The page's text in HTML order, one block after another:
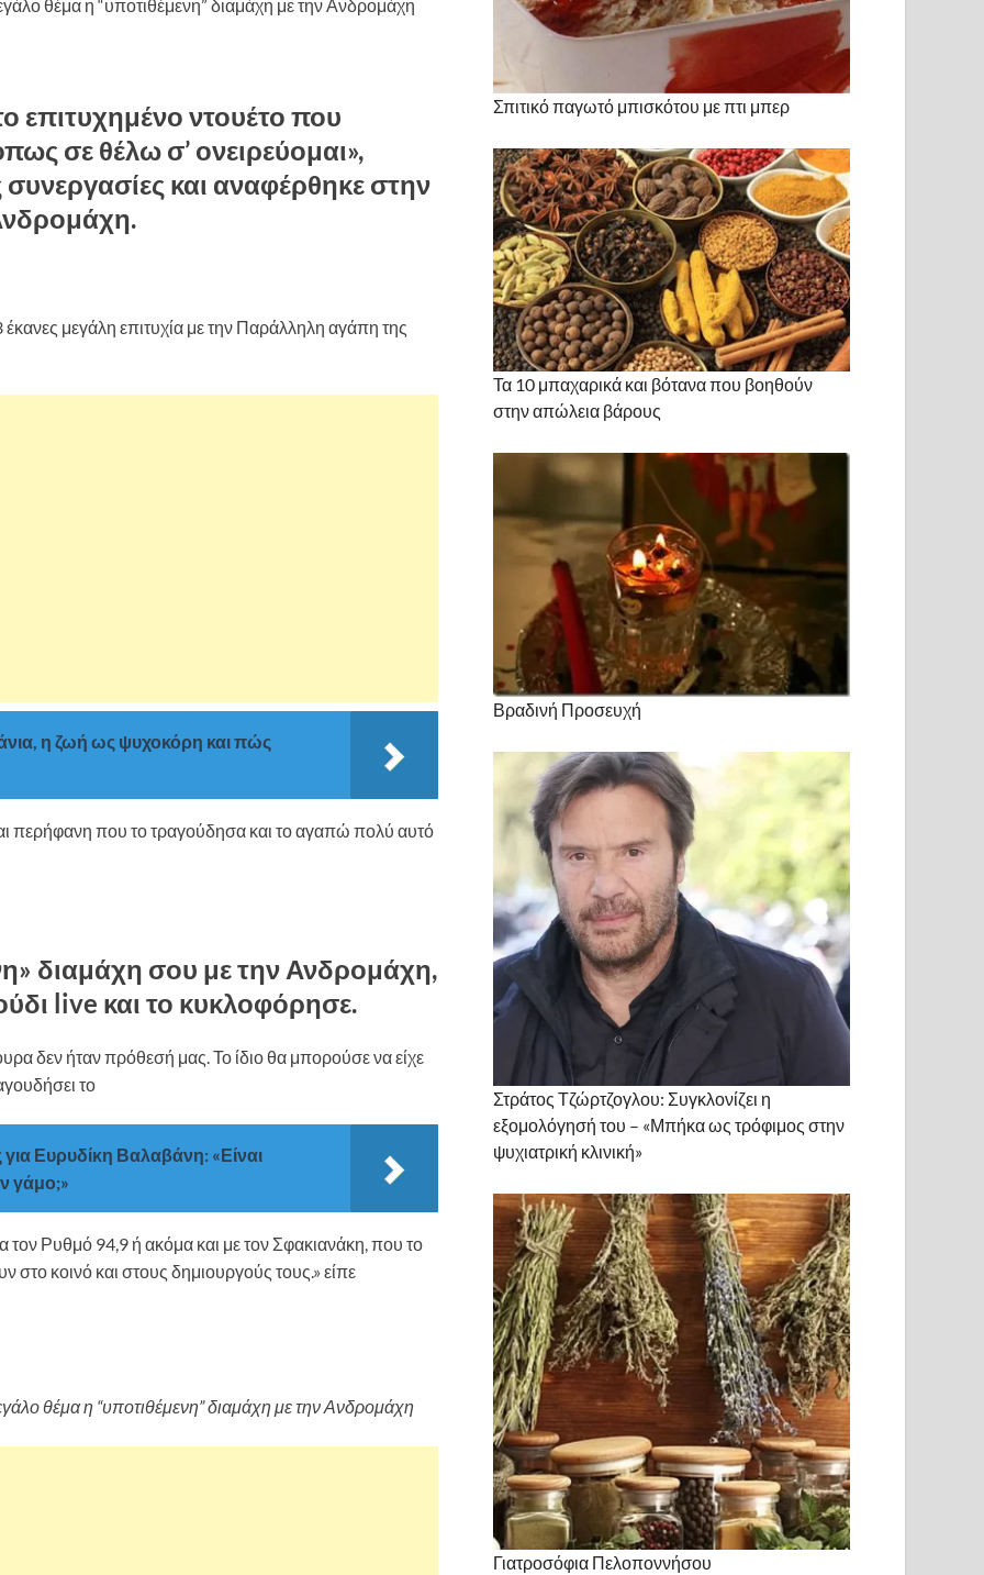
θέμα η “υποτιθέμενη” διαμάχη με την Ανδρομάχη
επιτυχημένο ντουέτο που
σε θέλω σ’ ονειρεύομαι»,
συνεργασίες και αναφέρθηκε στην
έκανες μεγάλη επιτυχία με την Παράλληλη αγάπη της
η ζωή ως ψυχοκόρη και πώς
περήφανη που το τραγούδησα και το αγαπώ πολύ αυτό
διαμάχη σου με την Ανδρομάχη,
live και το κυκλοφόρησε.
δεν ήταν πρόθεσή μας. Το ίδιο θα μπορούσε να είχε
το
Ευρυδίκη Βαλαβάνη: «Είναι
γάμο;»
Ρυθμό 94,9 ή ακόμα και με τον Σφακιανάκη, που το
στο κοινό και στους δημιουργούς τους.» είπε
θέμα η “υποτιθέμενη” διαμάχη με την Ανδρομάχη
Σπιτικό παγωτό μπισκότου με πτι μπερ
Τα 10 μπαχαρικά και βότανα που βοηθούν
στην απώλεια βάρους
Βραδινή Προσευχή
Στράτος Τζώρτζογλου: Συγκλονίζει η
εξομολόγησή του – «Μπήκα ως τρόφιμος στην
ψυχιατρική κλινική»
Γιατροσόφια Πελοποννήσου